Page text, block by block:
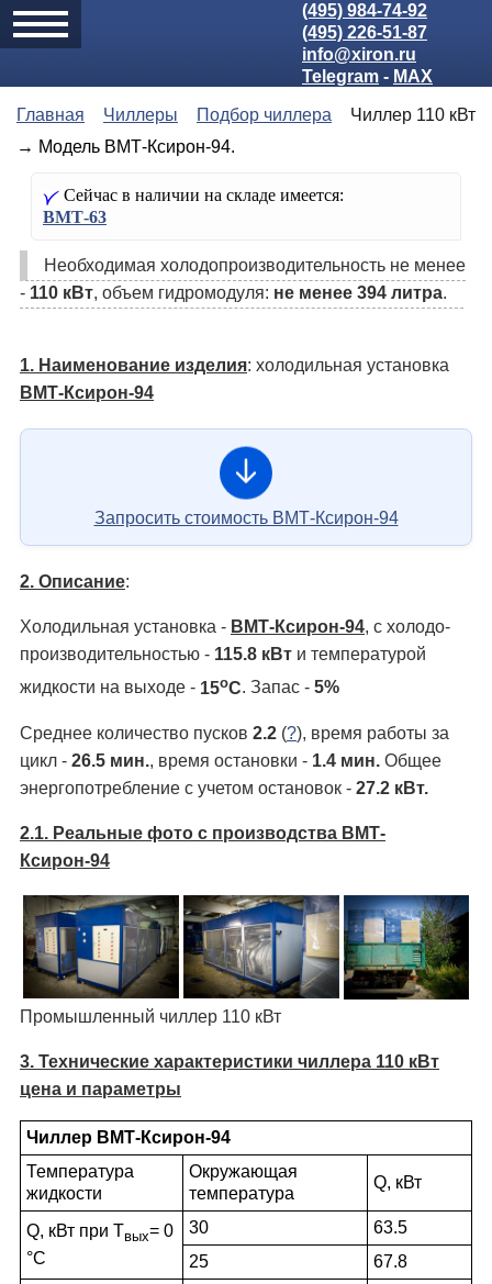
(495) 984-74-92
(495) 226-51-87
info@xiron.ru
Telegram - MAX
Главная Чиллеры Подбор чиллера
Чиллер 110 кВт
→ Модель ВМТ-Ксирон-94.
Сейчас в наличии на складе имеется:
ВМТ-63
Необходимая холодо­производительность не менее
- 110 кВт, объем гидромодуля: не менее 394 литра.
1. Наименование изделия: холодильная установка
ВМТ-Ксирон-94
Запросить стоимость ВМТ-Ксирон-94
2. Описание:
Холодильная установка - ВМТ-Ксирон-94, с холодо­
производительностью - 115.8 кВт и температурой
жидкости на выходе - 15оС. Запас - 5%
Среднее количество пусков 2.2 (?), время работы за
цикл - 26.5 мин., время остановки - 1.4 мин. Общее
энергопотребление с учетом остановок - 27.2 кВт.
2.1. Реальные фото с производства ВМТ-
Ксирон-94
Промышленный чиллер 110 кВт
3. Технические характеристики чиллера 110 кВт
цена и параметры
Чиллер ВМТ-Ксирон-94
Температура
жидкости
Окружающая
температура
Q, кВт
Q, кВт при Твых= 0
°С
30
63.5
25
67.8